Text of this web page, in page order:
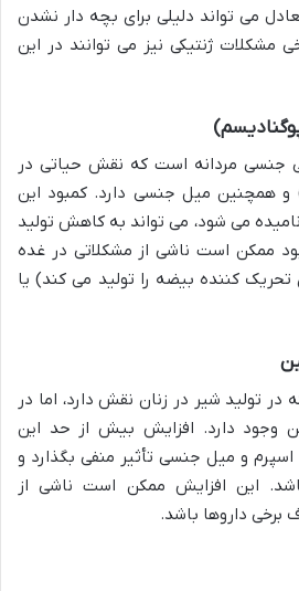
می تواند دلیلی برای بچه دار نشدن
مشکلات ژنتیکی نیز می توانند در این
جنسی مردانه است که نقش حیاتی در
و همچنین میل جنسی دارد. کمبود این
می شود، می تواند به کاهش تولید
ممکن است ناشی از مشکلاتی در غده
کننده بیضه را تولید می کند) یا
در تولید شیر در زنان نقش دارد، اما در
وجود دارد. افزایش بیش از حد این
اسپرم و میل جنسی تأثیر منفی بگذارد و
این افزایش ممکن است ناشی از
برخی داروها باشد.